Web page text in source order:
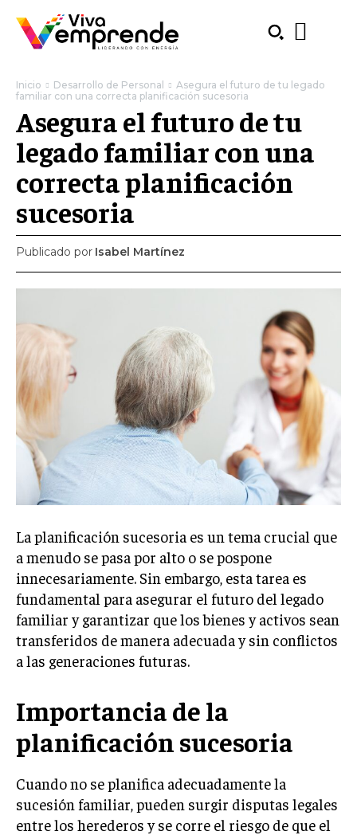
Welcome to Liberty Case
We have a curated list of the most noteworthy news from all
across the globe. With any subscription plan, you get access
toexclusive articlesthat let you stay ahead of the curve.
Your Profile
NEWS PUBLIC OPINION
LIFESTYLE
ESTRATEGIAS DE MARKETING
AGENCIAS DE MARKETING
AGENCIAS DE POSICIONAMIENTO WEB SEO
Inicio Desarrollo de Personal
Asegura el futuro de tu legado
familiar con una correcta planificación sucesoria
Asegura el futuro de tu
legado familiar con una
correcta planificación
sucesoria
Publicado por Isabel Martínez
La planificación sucesoria es un tema crucial que
a menudo se pasa por alto o se pospone
innecesariamente. Sin embargo, esta tarea es
fundamental para asegurar el futuro del legado
familiar y garantizar que los bienes y activos sean
transferidos de manera adecuada y sin conflictos
a las generaciones futuras.
Importancia de la
planificación sucesoria
Cuando no se planifica adecuadamente la
sucesión familiar, pueden surgir disputas legales
entre los herederos y se corre el riesgo de que el